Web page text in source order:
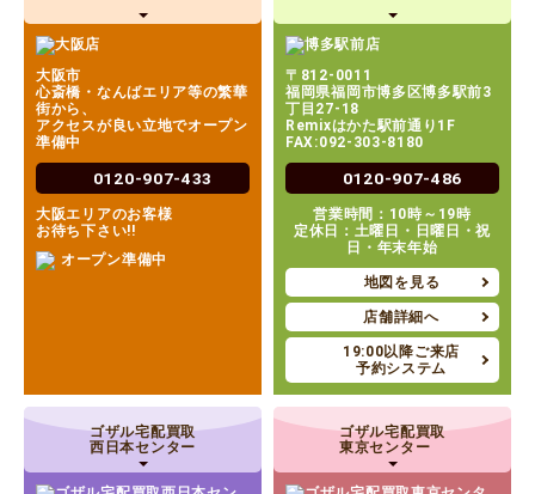
大阪市
心斎橋・なんばエリア等の繁華
街から、
アクセスが良い立地でオープン
準備中
0120-907-433
大阪エリアのお客様
お待ち下さい!!
〒812-0011
福岡県福岡市博多区博多駅前3
丁目27-18
Remixはかた駅前通り1F
FAX:092-303-8180
0120-907-486
営業時間：10時～19時
定休日：土曜日・日曜日・祝
日・年末年始
地図を見る
店舗詳細へ
19:00以降ご来店
予約システム
ゴザル宅配買取
西日本センター
ゴザル宅配買取
東京センター